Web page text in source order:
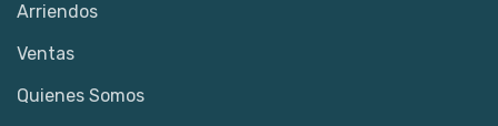
Arriendos
Ventas
Quienes Somos